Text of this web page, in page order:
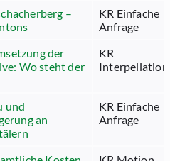
–
KR Einfache
Anfrage
der
Wo steht der
KR
Interpellation
und
an
KR Einfache
Anfrage